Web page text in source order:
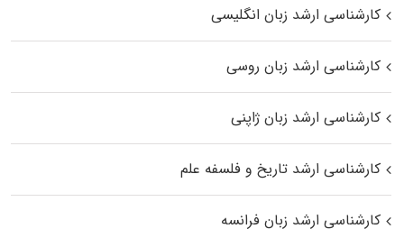
کارشناسی ارشد زبان انگلیسی
کارشناسی ارشد زبان روسی
کارشناسی ارشد زبان ژاپنی
کارشناسی ارشد تاریخ و فلسفه علم
کارشناسی ارشد زبان فرانسه